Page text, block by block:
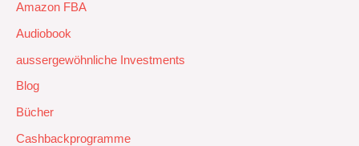
Amazon FBA
Audiobook
aussergewöhnliche Investments
Blog
Bücher
Cashbackprogramme